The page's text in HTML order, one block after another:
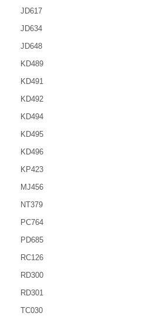
JD617
JD634
JD648
KD489
KD491
KD492
KD494
KD495
KD496
KP423
MJ456
NT379
PC764
PD685
RC126
RD300
RD301
TC030